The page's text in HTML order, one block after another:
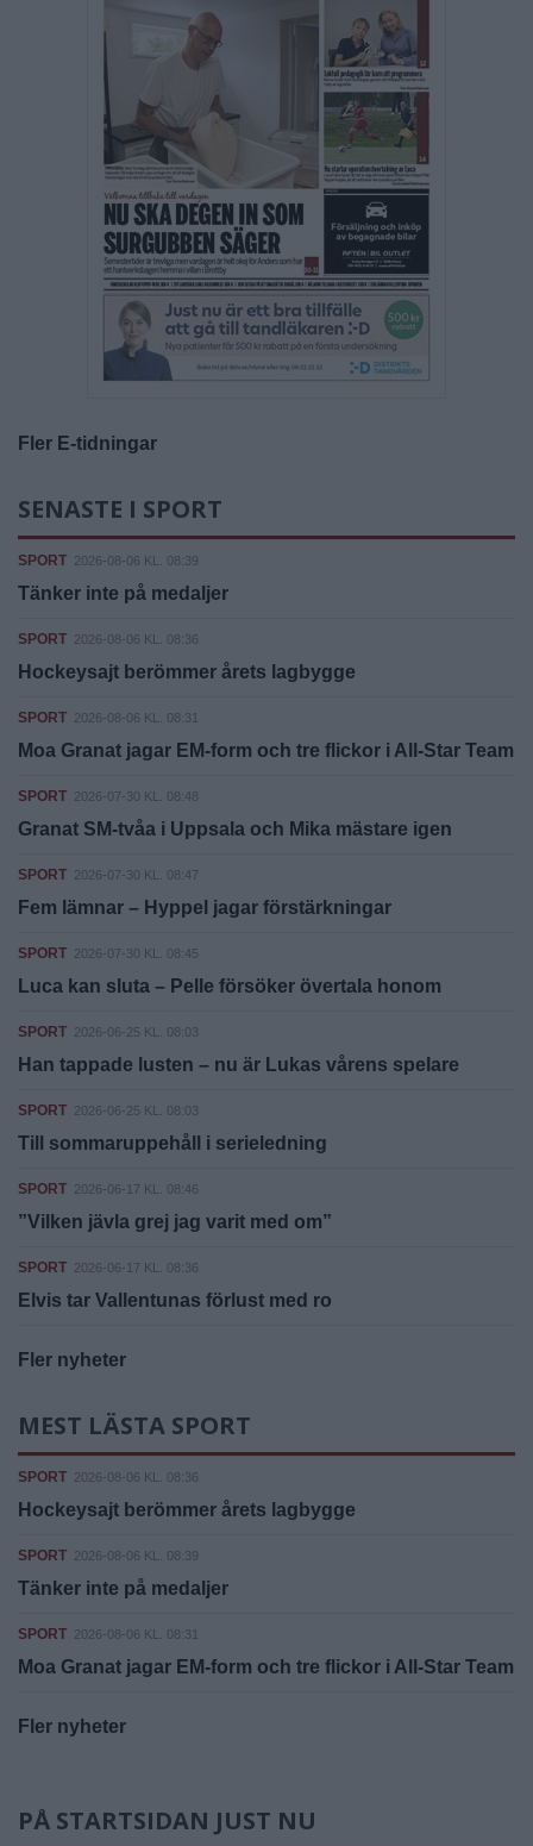
Fler E-tidningar
SENASTE I SPORT
SPORT 2026-08-06 KL. 08:39
Tänker inte på medaljer
SPORT 2026-08-06 KL. 08:36
Hockeysajt berömmer årets lagbygge
SPORT 2026-08-06 KL. 08:31
Moa Granat jagar EM-form och tre flickor i All-Star Team
SPORT 2026-07-30 KL. 08:48
Granat SM-tvåa i Uppsala och Mika mästare igen
SPORT 2026-07-30 KL. 08:47
Fem lämnar – Hyppel jagar förstärkningar
SPORT 2026-07-30 KL. 08:45
Luca kan sluta – Pelle försöker övertala honom
SPORT 2026-06-25 KL. 08:03
Han tappade lusten – nu är Lukas vårens spelare
SPORT 2026-06-25 KL. 08:03
Till sommaruppehåll i serieledning
SPORT 2026-06-17 KL. 08:46
”Vilken jävla grej jag varit med om”
SPORT 2026-06-17 KL. 08:36
Elvis tar Vallentunas förlust med ro
Fler nyheter
MEST LÄSTA SPORT
SPORT 2026-08-06 KL. 08:36
Hockeysajt berömmer årets lagbygge
SPORT 2026-08-06 KL. 08:39
Tänker inte på medaljer
SPORT 2026-08-06 KL. 08:31
Moa Granat jagar EM-form och tre flickor i All-Star Team
Fler nyheter
PÅ STARTSIDAN JUST NU